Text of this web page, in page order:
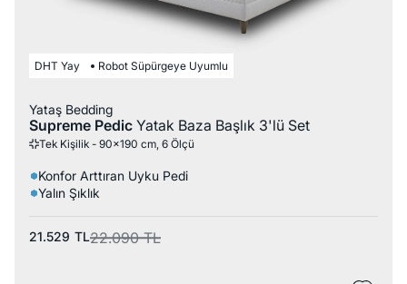
DHT Yay Robot Süpürgeye Uyumlu
Yataş Bedding
Supreme Pedic Yatak Baza Başlık 3'lü Set
Tek Kişilik - 90x190 cm, 6 Ölçü
Konfor Arttıran Uyku Pedi
Yalın Şıklık
22.090 TL
21.529 TL